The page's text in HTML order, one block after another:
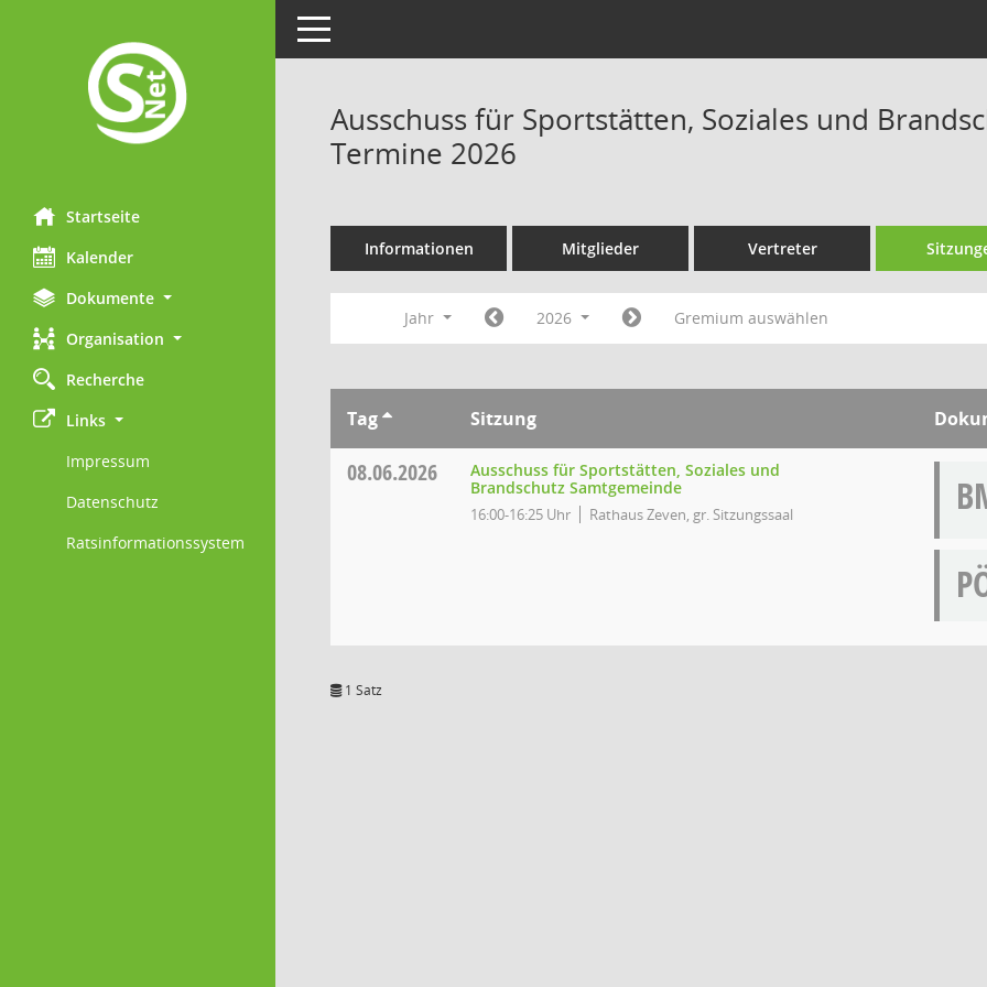
Startseite
Kalender
Dokumente
Organisation
Recherche
Links
Impressum
Datenschutz
Ratsinformationssystem
Toggle navigation
Ausschuss für Sportstätten, Soziales und
Termine 2026
Informationen Mitglieder Vertreter
Jahr 2026 Gremium auswählen
Tag Sitzung
08.06.2026
Ausschuss für Sportstätten, Soziales und
Brandschutz Samtgemeinde
16:00-16:25 Uhr Rathaus Zeven, gr. Sitzungssaal
1 Satz